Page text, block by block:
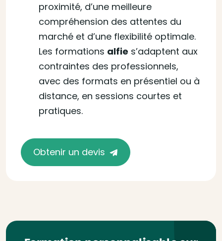
proximité, d’une meilleure
compréhension des attentes du
marché et d’une flexibilité optimale.
Les formations alfie s’adaptent aux
contraintes des professionnels,
avec des formats en présentiel ou à
distance, en sessions courtes et
pratiques.
Obtenir un devis